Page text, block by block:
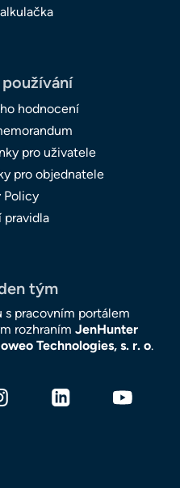
hodnocení
pro uživatele
pro objednatele
Policy
pravidla
tým
s pracovním portálem
rozhraním JenHunter
Technologies, s. r. o.